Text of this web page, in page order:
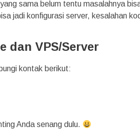
sama belum tentu masalahnya
jadi konfigurasi server, kesalahan
dan VPS/Server
kontak berikut:
Anda senang dulu.